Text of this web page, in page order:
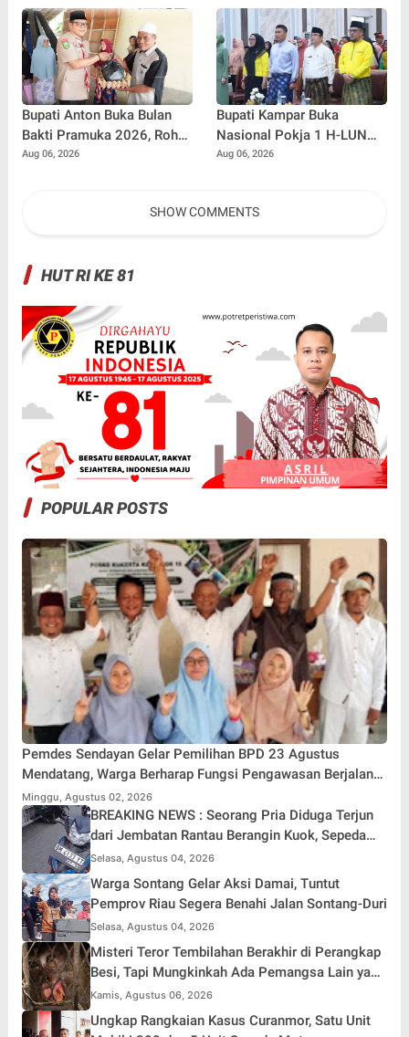
Pegawai
Mengintai ?
Bupati Anton Buka Bulan
Bakti Pramuka 2026, Rohul
Lepas 48 Kontingen
Aug 06, 2026
Bupati Kampar Buka
Nasional Pokja 1 H-LUN
Kabupaten Kampar 2026
Aug 06, 2026
SHOW COMMENTS
HUT RI KE 81
POPULAR POSTS
Pemdes Sendayan Gelar Pemilihan BPD 23 Agustus
Mendatang, Warga Berharap Fungsi Pengawasan Berjalan
Maksimal
Minggu, Agustus 02, 2026
BREAKING NEWS : Seorang Pria Diduga Terjun
dari Jembatan Rantau Berangin Kuok, Sepeda
Motor Ditinggal di Lokasi
Selasa, Agustus 04, 2026
Warga Sontang Gelar Aksi Damai, Tuntut
Pemprov Riau Segera Benahi Jalan Sontang-Duri
Selasa, Agustus 04, 2026
Misteri Teror Tembilahan Berakhir di Perangkap
Besi, Tapi Mungkinkah Ada Pemangsa Lain yang
Masih Mengintai ?
Kamis, Agustus 06, 2026
Ungkap Rangkaian Kasus Curanmor, Satu Unit